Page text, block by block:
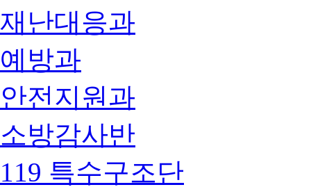
재난대응과
예방과
안전지원과
소방감사반
119 특수구조단